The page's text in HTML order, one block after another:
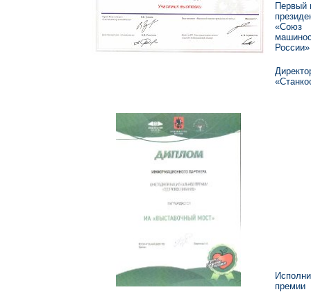
Первый
«Союз
России»
премии